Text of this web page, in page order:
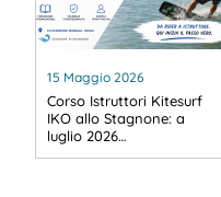
15 Maggio 2026
Corso Istruttori Kitesurf
IKO allo Stagnone: a
luglio 2026…